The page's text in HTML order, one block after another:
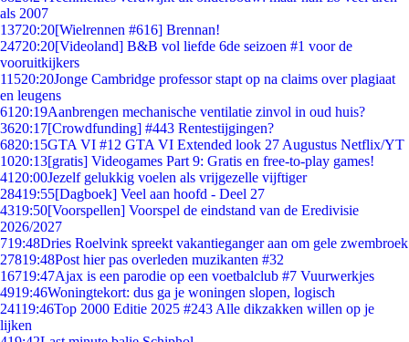
als 2007
13720:20[Wielrennen #616] Brennan!
24720:20[Videoland] B&B vol liefde 6de seizoen #1 voor de
vooruitkijkers
11520:20Jonge Cambridge professor stapt op na claims over plagiaat
en leugens
61 20:19Aanbrengen mechanische ventilatie zinvol in oud huis?
3620:17[Crowdfunding] #443 Rentestijgingen?
6820:15GTA VI #12 GTA VI Extended look 27 Augustus Netflix/YT
1020:13[gratis] Videogames Part 9: Gratis en free-to-play games!
41 20:00Jezelf gelukkig voelen als vrijgezelle vijftiger
28419:55[Dagboek] Veel aan hoofd - Deel 27
4319:50[Voorspellen] Voorspel de eindstand van de Eredivisie
2026/2027
719:48Dries Roelvink spreekt vakantieganger aan om gele zwembroek
27819:48Post hier pas overleden muzikanten #32
16719:47Ajax is een parodie op een voetbalclub #7 Vuurwerkjes
4919:46Woningtekort: dus ga je woningen slopen, logisch
24119:46Top 2000 Editie 2025 #243 Alle dikzakken willen op je
lijken